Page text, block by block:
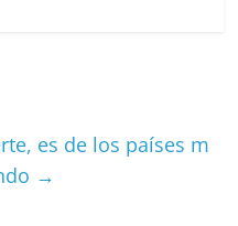
s tir
es de los países m
→